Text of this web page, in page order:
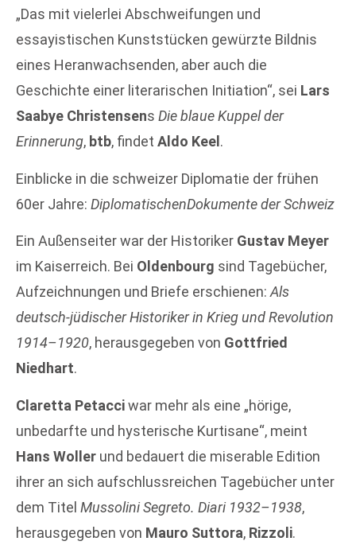
„Das mit vielerlei Abschweifungen und
essayistischen Kunststücken gewürzte Bildnis
eines Heranwachsenden, aber auch die
Geschichte einer literarischen Initiation“, sei Lars
Saabye Christensens Die blaue Kuppel der
Erinnerung, btb, findet Aldo Keel .
Einblicke in die schweizer Diplomatie der frühen
60er Jahre: DiplomatischenDokumente der Schweiz
Ein Außenseiter war der Historiker Gustav Meyer
im Kaiserreich. Bei Oldenbourg sind Tagebücher,
Aufzeichnungen und Briefe erschienen:Als
deutsch-jüdischer Historiker in Krieg und Revolution
1914–1920, herausgegeben von Gottfried
Niedhart.
Claretta Petacciwar mehr als eine „hörige,
unbedarfte und hysterische Kurtisane“, meint
Hans Woller und bedauert die miserable Edition
ihrer an sich aufschlussreichen Tagebücher unter
dem Titel Mussolini Segreto. Diari 1932–1938,
herausgegeben von Mauro Suttora, Rizzoli.